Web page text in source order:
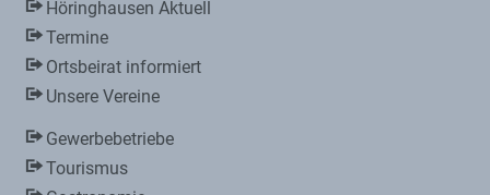
Höringhausen Aktuell
Termine
Ortsbeirat informiert
Unsere Vereine
Gewerbebetriebe
Tourismus